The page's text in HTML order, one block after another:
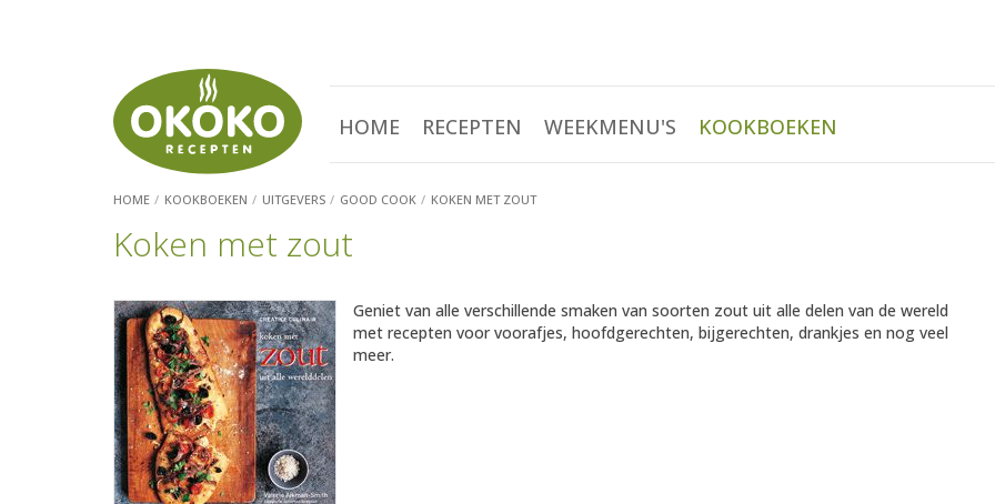
HOME RECEPTEN WEEKMENU'S KOOKBOEKEN
HOME KOOKBOEKEN UITGEVERS GOOD COOK KOKEN MET ZOUT
Koken met zout
Geniet van alle verschillende smaken van soorten zout uit alle delen van de wereld
met recepten voor voorafjes, hoofdgerechten, bijgerechten, drankjes en nog veel
meer.